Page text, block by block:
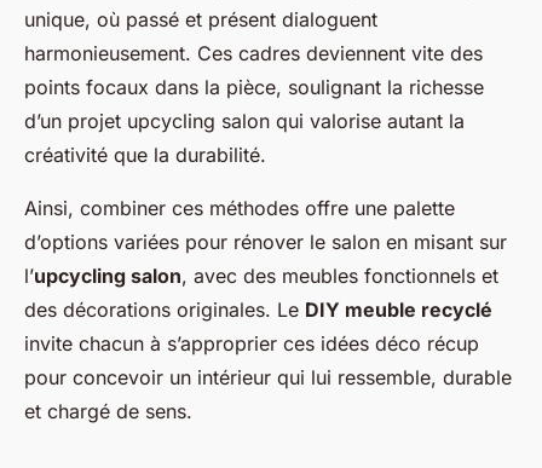
unique, où passé et présent dialoguent
harmonieusement. Ces cadres deviennent vite des
points focaux dans la pièce, soulignant la richesse
d’un projet upcycling salon qui valorise autant la
créativité que la durabilité.
Ainsi, combiner ces méthodes offre une palette
d’options variées pour rénover le salon en misant sur
l’upcycling salon, avec des meubles fonctionnels et
des décorations originales. Le DIY meuble recyclé
invite chacun à s’approprier ces idées déco récup
pour concevoir un intérieur qui lui ressemble, durable
et chargé de sens.